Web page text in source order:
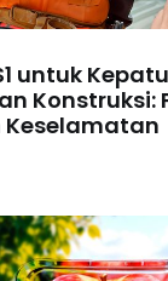
untuk
Konstruksi: